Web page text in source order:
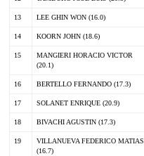
13 LEE GHIN WON (16.0)
14 KOORN JOHN (18.6)
15
MANGIERI HORACIO VICTOR
(20.1)
16 BERTELLO FERNANDO (17.3)
17 SOLANET ENRIQUE (20.9)
18 BIVACHI AGUSTIN (17.3)
19
VILLANUEVA FEDERICO MATIAS
(16.7)